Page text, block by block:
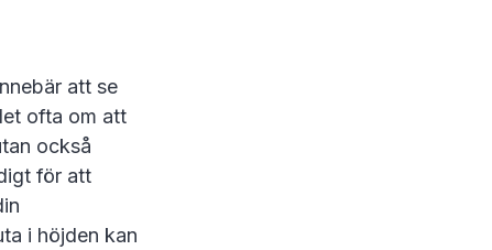
att se
ofta om att
också
för att
i höjden kan